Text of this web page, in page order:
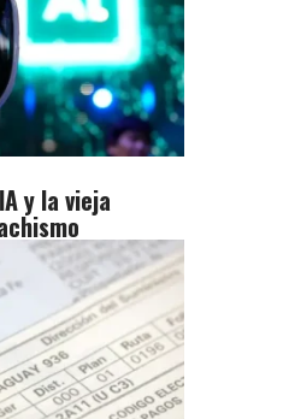
y la vieja